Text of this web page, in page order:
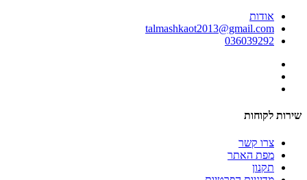
אודות
talmashkaot2013@gmail.com
036039292
שירות לקוחות
צרו קשר
מפת האתר
תקנון